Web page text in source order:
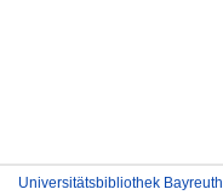
Universitätsbibliothek Bayreuth